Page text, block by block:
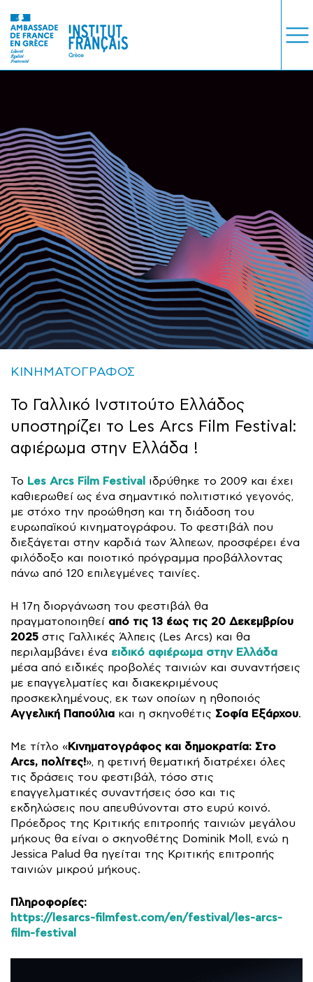
ΣΠΟΥΔΕΣ
ΣΥΝΕΡΓΕΙΕΣ
ΒΙΒΛΙΟΘΗΚΗ
ΚΙΝΗΜΑΤΟΓΡΑΦΟΣ
Το Γαλλικό Ινστιτούτο Ελλάδος
υποστηρίζει το Les Arcs Film Festival:
αφιέρωμα στην Ελλάδα !
Το Les Arcs Film Festival ιδρύθηκε το 2009 και έχει
καθιερωθεί ως ένα σημαντικό πολιτιστικό γεγονός,
με στόχο την προώθηση και τη διάδοση του
ευρωπαϊκού κινηματογράφου. Το φεστιβάλ που
διεξάγεται στην καρδιά των Άλπεων, προσφέρει ένα
φιλόδοξο και ποιοτικό πρόγραμμα προβάλλοντας
πάνω από 120 επιλεγμένες ταινίες.
Η 17η διοργάνωση του φεστιβάλ θα
πραγματοποιηθεί από τις 13 έως τις 20 Δεκεμβρίου
2025 στις Γαλλικές Άλπεις (Les Arcs) και θα
περιλαμβάνει ένα ειδικό αφιέρωμα στην Ελλάδα
μέσα από ειδικές προβολές ταινιών και συναντήσεις
με επαγγελματίες και διακεκριμένους
προσκεκλημένους, εκ των οποίων η ηθοποιός
Αγγελική Παπούλια και η σκηνοθέτις Σοφία Εξάρχου.
Με τίτλο «Κινηματογράφος και δημοκρατία: Στο
Arcs, πολίτες!», η φετινή θεματική διατρέχει όλες
τις δράσεις του φεστιβάλ, τόσο στις
επαγγελματικές συναντήσεις όσο και τις
εκδηλώσεις που απευθύνονται στο ευρύ κοινό.
Πρόεδρος της Κριτικής επιτροπής ταινιών μεγάλου
μήκους θα είναι ο σκηνοθέτης Dominik Moll, ενώ η
Jessica Palud θα ηγείται της Κριτικής επιτροπής
ταινιών μικρού μήκους.
Πληροφορίες:
https://lesarcs-filmfest.com/en/festival/les-arcs-
film-festival